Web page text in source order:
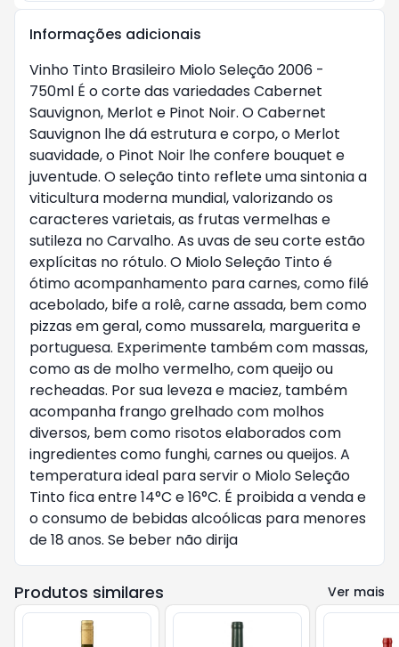
Informações adicionais
Vinho Tinto Brasileiro Miolo Seleção 2006 -
750ml É o corte das variedades Cabernet
Sauvignon, Merlot e Pinot Noir. O Cabernet
Sauvignon lhe dá estrutura e corpo, o Merlot
suavidade, o Pinot Noir lhe confere bouquet e
juventude. O seleção tinto reflete uma sintonia a
viticultura moderna mundial, valorizando os
caracteres varietais, as frutas vermelhas e
sutileza no Carvalho. As uvas de seu corte estão
explícitas no rótulo. O Miolo Seleção Tinto é
ótimo acompanhamento para carnes, como filé
acebolado, bife a rolê, carne assada, bem como
pizzas em geral, como mussarela, marguerita e
portuguesa. Experimente também com massas,
como as de molho vermelho, com queijo ou
recheadas. Por sua leveza e maciez, também
acompanha frango grelhado com molhos
diversos, bem como risotos elaborados com
ingredientes como funghi, carnes ou queijos. A
temperatura ideal para servir o Miolo Seleção
Tinto fica entre 14°C e 16°C. É proibida a venda e
o consumo de bebidas alcoólicas para menores
de 18 anos. Se beber não dirija
Produtos similares Ver mais